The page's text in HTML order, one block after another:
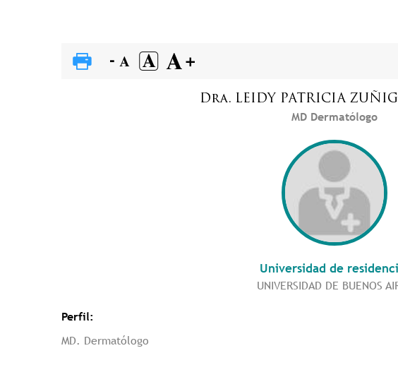
Dra. LEIDY PATRICIA
MD Dermatólogo
Universidad de
UNIVERSIDAD DE BUENOS
Perfil:
MD. Dermatólogo